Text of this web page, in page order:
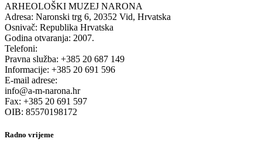
ARHEOLOŠKI MUZEJ NARONA
Adresa: Naronski trg 6, 20352 Vid, Hrvatska
Osnivač: Republika Hrvatska
Godina otvaranja: 2007.
Telefoni:
Pravna služba: +385 20 687 149
Informacije: +385 20 691 596
E-mail adrese:
info@a-m-narona.hr
Fax: +385 20 691 597
OIB: 85570198172
Radno vrijeme